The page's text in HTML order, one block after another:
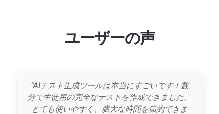
ユーザーの声
“AIテスト生成ツールは本当にすごいです！数
分で生徒用の完全なテストを作成できました。
とても使いやすく、膨大な時間を節約できま